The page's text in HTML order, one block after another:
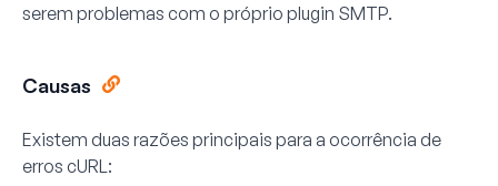
serem problemas com o próprio plugin SMTP.
Causas
Existem duas razões principais para a ocorrência de
erros cURL: